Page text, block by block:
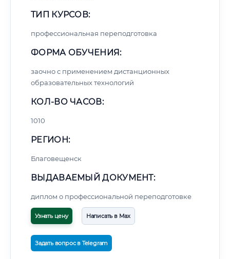
ТИП КУРСОВ:
профессиональная переподготовка
ФОРМА ОБУЧЕНИЯ:
заочно с применением дистанционных
образовательных технологий
КОЛ-ВО ЧАСОВ:
1010
РЕГИОН:
Благовещенск
ВЫДАВАЕМЫЙ ДОКУМЕНТ:
диплом о профессиональной переподготовке
Узнать цену Написать в Max
Задать вопрос в Telegram